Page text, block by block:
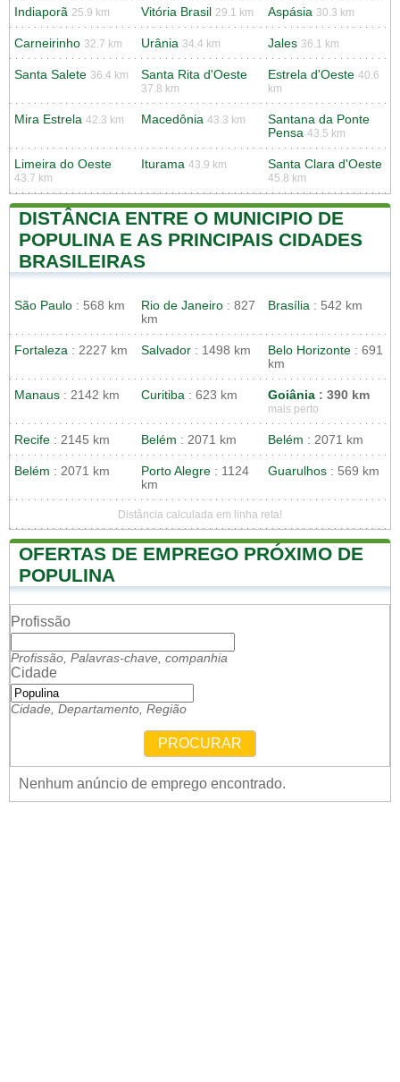
Indiaporã 25.9 km Vitória Brasil 29.1 km Aspásia 30.3 km
Carneirinho 32.7 km Urânia 34.4 km Jales 36.1 km
Santa Salete 36.4 km Santa Rita d'Oeste
37.8 km
Estrela d'Oeste 40.6
km
Mira Estrela 42.3 km Macedônia 43.3 km
Santana da Ponte
Pensa 43.5 km
Limeira do Oeste
43.7 km
Iturama 43.9 km Santa Clara d'Oeste
45.8 km
DISTÂNCIA ENTRE O MUNICIPIO DE
POPULINA E AS PRINCIPAIS CIDADES
BRASILEIRAS
São Paulo : 568 km Rio de Janeiro : 827
km
Brasília : 542 km
Fortaleza : 2227 km Salvador : 1498 km Belo Horizonte : 691
km
Manaus : 2142 km Curitiba : 623 km Goiânia : 390 km
mais perto
Recife : 2145 km Belém : 2071 km Belém : 2071 km
Belém : 2071 km Porto Alegre : 1124
km
Guarulhos : 569 km
Distância calculada em linha reta!
OFERTAS DE EMPREGO PRÓXIMO DE
POPULINA
Profissão
Profissão, Palavras-chave, companhia
Cidade
Cidade, Departamento, Região
PROCURAR
Nenhum anúncio de emprego encontrado.